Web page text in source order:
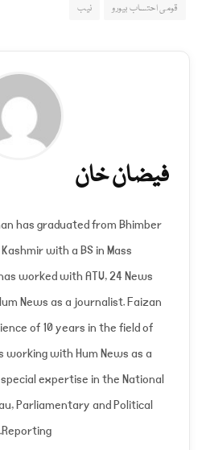
قومی احتساب بیورو
نیب
فیضان خان
has graduated from Bhimber
with a BS in Mass
worked with ATV, 24 News
News as a journalist. Faizan
of 10 years in the field of
working with Hum News as a
expertise in the National
Parliamentary and Political
Reporting.